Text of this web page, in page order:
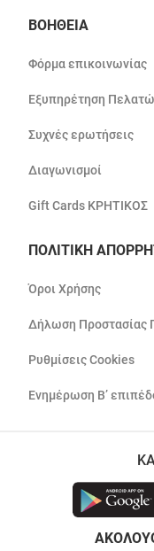
ΒΟΗΘΕΙΑ
Φόρμα επικοινωνίας
Εξυπηρέτηση
Συχνές ερωτήσεις
Διαγωνισμοί
Gift Cards ΚΡΗΤΙΚΟΣ
ΠΟΛΙΤΙΚΗ
Όροι Χρήσης
Δήλωση
Ρυθμίσεις Cookies
Ενημέρωση Β’